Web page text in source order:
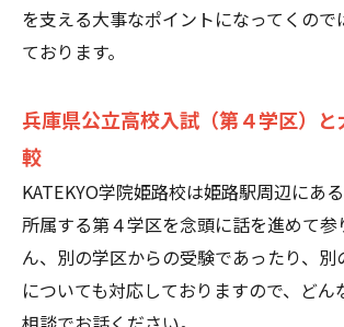
を支える大事なポイントになってくので
ております。
兵庫県公立高校入試（第４学区）
較
KATEKYO学院姫路校は姫路駅周辺にあ
所属する第４学区を念頭に話を進めて参
ん、別の学区からの受験であったり、
についても対応しておりますので、どん